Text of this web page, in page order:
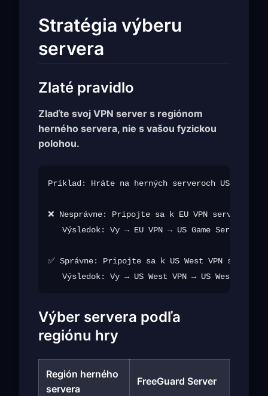
Stratégia výberu
servera
Zlaté pravidlo
Zlaďte svoj VPN server s regiónom
herného servera, nie s vašou fyzickou
polohou.
Príklad: Hráte na herných serveroch US West z
❌ Nesprávne: Pripojte sa k EU VPN serveru
Výsledok: Vy → EU VPN → US Game Server
✅ Správne: Pripojte sa k US West VPN serveru
Výber servera podľa
regiónu hry
Región herného
servera
FreeGuard Server